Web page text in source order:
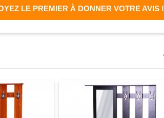
LE PREMIER À DONNER VOTRE AVIS !